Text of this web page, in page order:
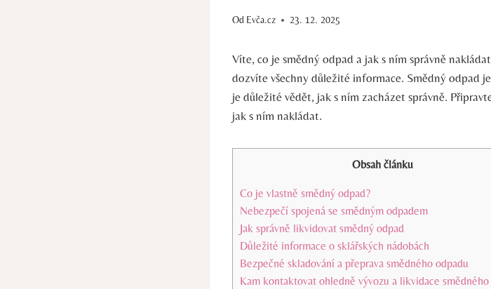
Od Evča.cz 23. 12. 2025
Víte, ⁤co je smědný odpad a jak s ním správně
dozvíte všechny důležité informace. Smědný ⁣odpad
‍je ⁤důležité vědět, ⁢jak s ním zacházet správně.
jak s ⁢ním nakládat.
Obsah článku
Co ⁤je vlastně smědný odpad?
Nebezpečí spojená se smědným odpadem
Jak správně‌ likvidovat ⁤smědný odpad
Důležité informace ‌o ⁣sklářských nádobách
Bezpečné skladování⁤ a přeprava smědného odpadu
Kam kontaktovat ohledně vývozu a likvidace smědného